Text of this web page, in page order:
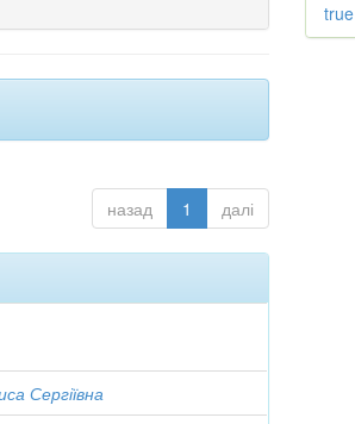
назад 1 далі
Сергіївна
true